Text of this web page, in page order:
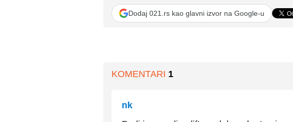
Dodaj 021.rs kao glavni izvor na Google-u
KOMENTARI 1
nk